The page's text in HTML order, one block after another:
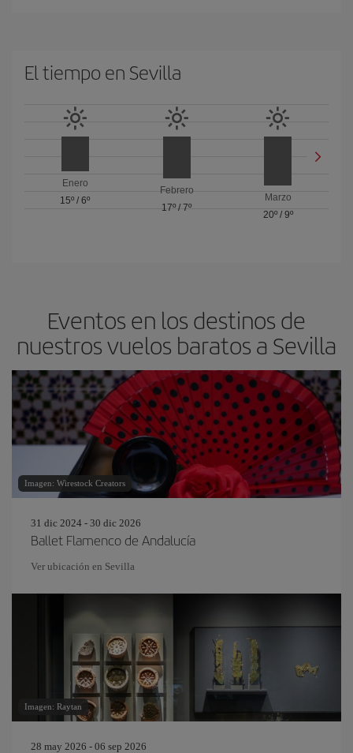
El tiempo en Sevilla
Enero
15º /6º
Febrero
17º / 7º
Marzo
20º/ 9º
Eventos en los destinos de
nuestros vuelos baratos a Sevilla
Imagen: Wirestock Creators
31 dic 2024 - 30 dic 2026
Ballet Flamenco de Andalucía
Ver ubicación en Sevilla
Imagen: Raytan
28 may 2026 - 06 sep 2026